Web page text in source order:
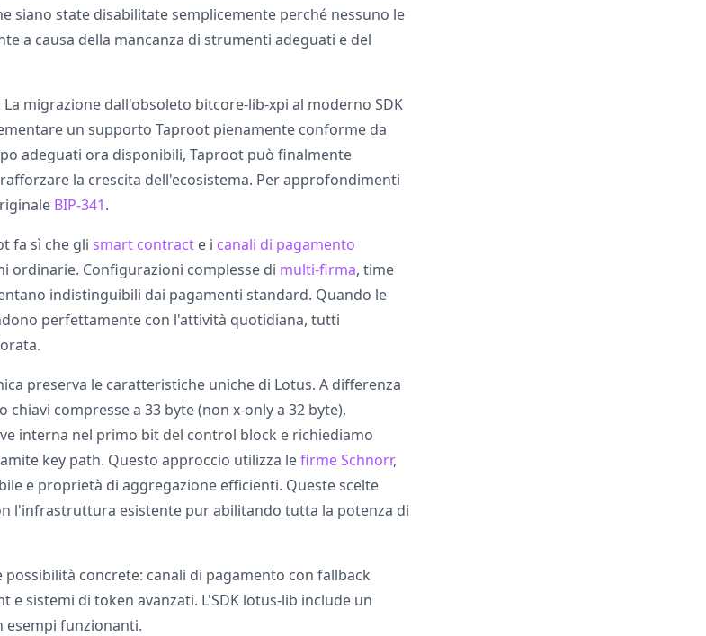
siano state disabilitate semplicemente perché nessuno le
a causa della mancanza di strumenti adeguati e del
migrazione dall'obsoleto bitcore-lib-xpi al moderno SDK
un supporto Taproot pienamente conforme da
adeguati ora disponibili, Taproot può finalmente
la crescita dell'ecosistema. Per approfondimenti
BIP-341.
fa sì che gli smart contract e i canali di pagamento
ordinarie. Configurazioni complesse di multi-firma, time
indistinguibili dai pagamenti standard. Quando le
perfettamente con l'attività quotidiana, tutti
preserva le caratteristiche uniche di Lotus. A differenza
chiavi compresse a 33 byte (non x-only a 32 byte),
interna nel primo bit del control block e richiediamo
key path. Questo approccio utilizza lefirme Schnorr,
e proprietà di aggregazione efficienti. Queste scelte
l'infrastruttura esistente pur abilitando tutta la potenza di
concrete: canali di pagamento con fallback
e sistemi di token avanzati. L'SDK lotus-lib include un
funzionanti.